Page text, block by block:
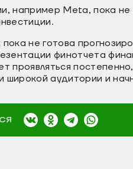
например Meta, пока не
не готова
финотчета
проявляться
аудитории и